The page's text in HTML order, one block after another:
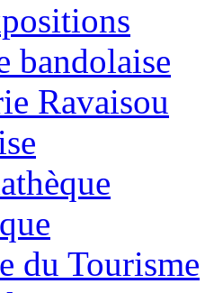
bandolaise
Ravaisou
du Tourisme